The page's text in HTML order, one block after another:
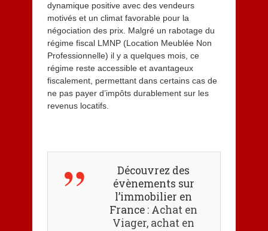
dynamique positive avec des vendeurs
motivés et un climat favorable pour la
négociation des prix. Malgré un rabotage du
régime fiscal LMNP (Location Meublée Non
Professionnelle) il y a quelques mois, ce
régime reste accessible et avantageux
fiscalement, permettant dans certains cas de
ne pas payer d’impôts durablement sur les
revenus locatifs.
Découvrez des
évènements sur
l’immobilier en
France : Achat en
Viager, achat en